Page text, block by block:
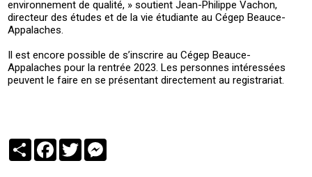
environnement de qualité, » soutient Jean-Philippe Vachon,
directeur des études et de la vie étudiante au Cégep Beauce-
Appalaches.
Il est encore possible de s’inscrire au Cégep Beauce-
Appalaches pour la rentrée 2023. Les personnes intéressées
peuvent le faire en se présentant directement au registrariat.
PartagerFacebook
Twitter